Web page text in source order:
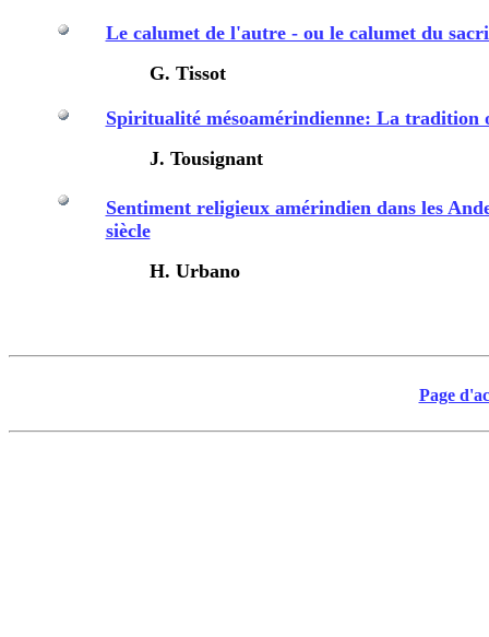
Le calumet de l'autre - ou le calumet du
G. Tissot
Spiritualité mésoamérindienne: La tradition
J. Tousignant
Sentiment religieux amérindien dans les
siècle
H. Urbano
Page